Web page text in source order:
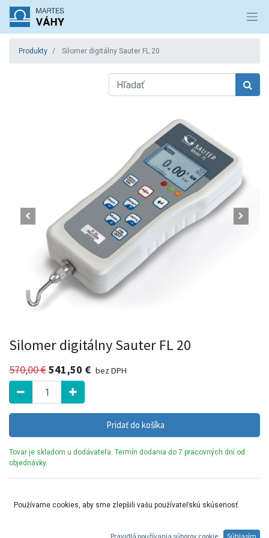
Produkty Silomer digitálny Sauter FL 20
Silomer digitálny Sauter FL 20
570,00€541,50 € bez DPH
Pridať do košíka
Tovar je skladom u dodávateľa. Termín dodania do 7 pracovných dní od
objednávky.
Používame cookies, aby sme zlepšili vašu používateľskú skúsenosť.
Pravidlá používania súborov cookie Súhlasím